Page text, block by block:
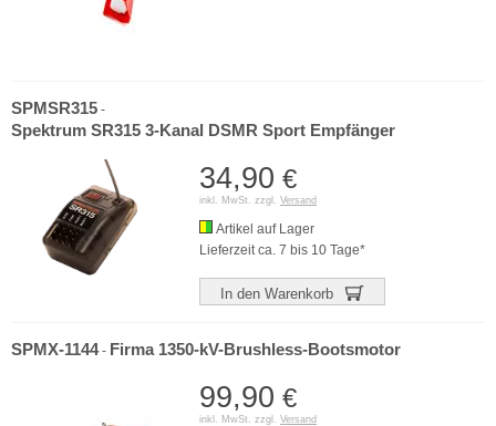
SPMSR315 -
Spektrum SR315 3-Kanal DSMR Sport Empfänger
34,90 €
inkl. MwSt. zzgl. Versand
Artikel auf Lager
Lieferzeit ca. 7 bis 10 Tage*
In den Warenkorb
SPMX-1144- Firma 1350-kV-Brushless-Bootsmotor
99,90 €
inkl. MwSt. zzgl. Versand